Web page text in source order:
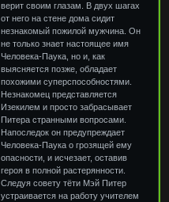
верит своим глазам. В двух шагах
от него на стене дома сидит
незнакомый пожилой мужчина. Он
не только знает настоящее имя
Человека-Паука, но и, как
выясняется позже, обладает
похожими суперспособностями.
Незнакомец представляется
Изекилем и просто забрасывает
Питера странными вопросами.
Напоследок он предупреждает
Человека-Паука о грозящей ему
опасности, и исчезает, оставив
героя в полной растерянности.
Следуя совету тёти Мэй Питер
устраивается на работу учителем